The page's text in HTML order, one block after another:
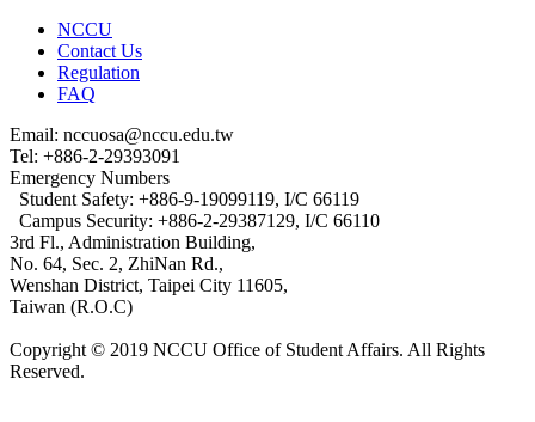
NCCU
Contact Us
Regulation
FAQ
Email: nccuosa@nccu.edu.tw
Tel: +886-2-29393091
Emergency Numbers
Student Safety: +886-9-19099119, I/C 66119
Campus Security: +886-2-29387129, I/C 66110
3rd Fl., Administration Building,
No. 64, Sec. 2, ZhiNan Rd.,
Wenshan District, Taipei City 11605,
Taiwan (R.O.C)
Copyright © 2019 NCCU Office of Student Affairs. All Rights
Reserved.